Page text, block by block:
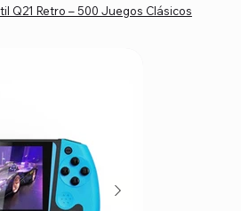
Q21 Retro – 500 Juegos Clásicos